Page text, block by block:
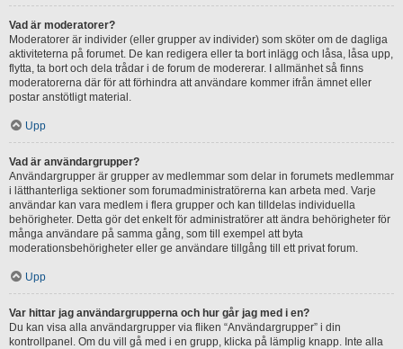
Vad är moderatorer?
Moderatorer är individer (eller grupper av individer) som sköter om de dagliga
aktiviteterna på forumet. De kan redigera eller ta bort inlägg och låsa, låsa upp,
flytta, ta bort och dela trådar i de forum de modererar. I allmänhet så finns
moderatorerna där för att förhindra att användare kommer ifrån ämnet eller
postar anstötligt material.
Upp
Vad är användargrupper?
Användargrupper är grupper av medlemmar som delar in forumets medlemmar
i lätthanterliga sektioner som forumadministratörerna kan arbeta med. Varje
användar kan vara medlem i flera grupper och kan tilldelas individuella
behörigheter. Detta gör det enkelt för administratörer att ändra behörigheter för
många användare på samma gång, som till exempel att byta
moderationsbehörigheter eller ge användare tillgång till ett privat forum.
Upp
Var hittar jag användargrupperna och hur går jag med i en?
Du kan visa alla användargrupper via fliken “Användargrupper” i din
kontrollpanel. Om du vill gå med i en grupp, klicka på lämplig knapp. Inte alla